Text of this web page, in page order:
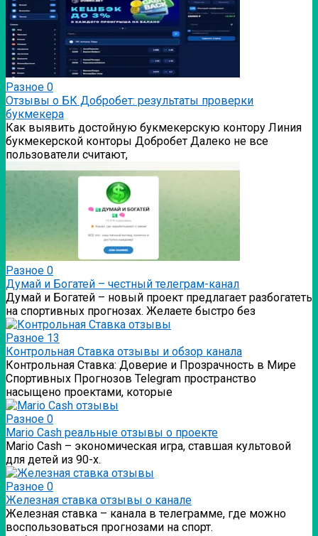
Разное 0
Отзывы о БК Добробет: результаты проверки
букмекера
Как выявить достойную букмекерскую контору Линия
букмекерской конторы Добробет Далеко не все
пользователи считают,
Разное 0
Думай и Богатей – честный телеграм-канал
Думай и Богатей – новый проект предлагает разбогатеть
на спортивных прогнозах. Желаете быстро без
Разное 13
Контрольная Ставка отзывы и обзор канала
Контрольная Ставка: Доверие и Прозрачность в Мире
Спортивных Прогнозов Telegram пространство
насыщено проектами, которые
Разное 0
Mario Cash реальные отзывы о проекте
Mario Cash – экономическая игра, ставшая культовой
для детей из 90-х.
Разное 0
Железная ставка отзывы о канале
Железная ставка – канала в телеграмме, где можно
воспользоваться прогнозами на спорт.